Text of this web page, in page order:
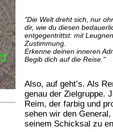
"Die Welt dreht sich, nur
dir, wie du diesen
entgegentrittst: mit
Zustimmung.
Erkenne deinen inneren
Begib dich auf die Reise."
Also, auf geht’s. Als
genau der Zielgruppe.
Reim, der farbig und
sehen wir den
seinem Schicksal zu